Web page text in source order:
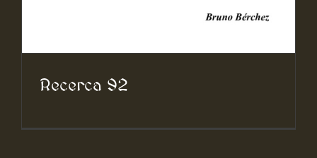
Recerca 92